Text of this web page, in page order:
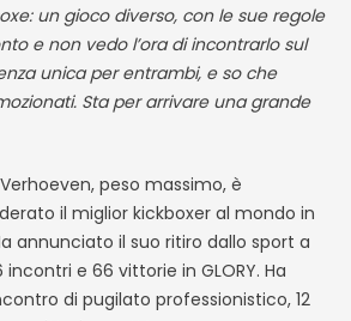
un gioco diverso, con le sue regole
e non vedo l’ora di incontrarlo sul
unica per entrambi, e so che
Sta per arrivare una grande
peso massimo, è
il miglior kickboxer al mondo in
annunciato il suo ritiro dallo sport a
e 66 vittorie in GLORY. Ha
di pugilato professionistico, 12